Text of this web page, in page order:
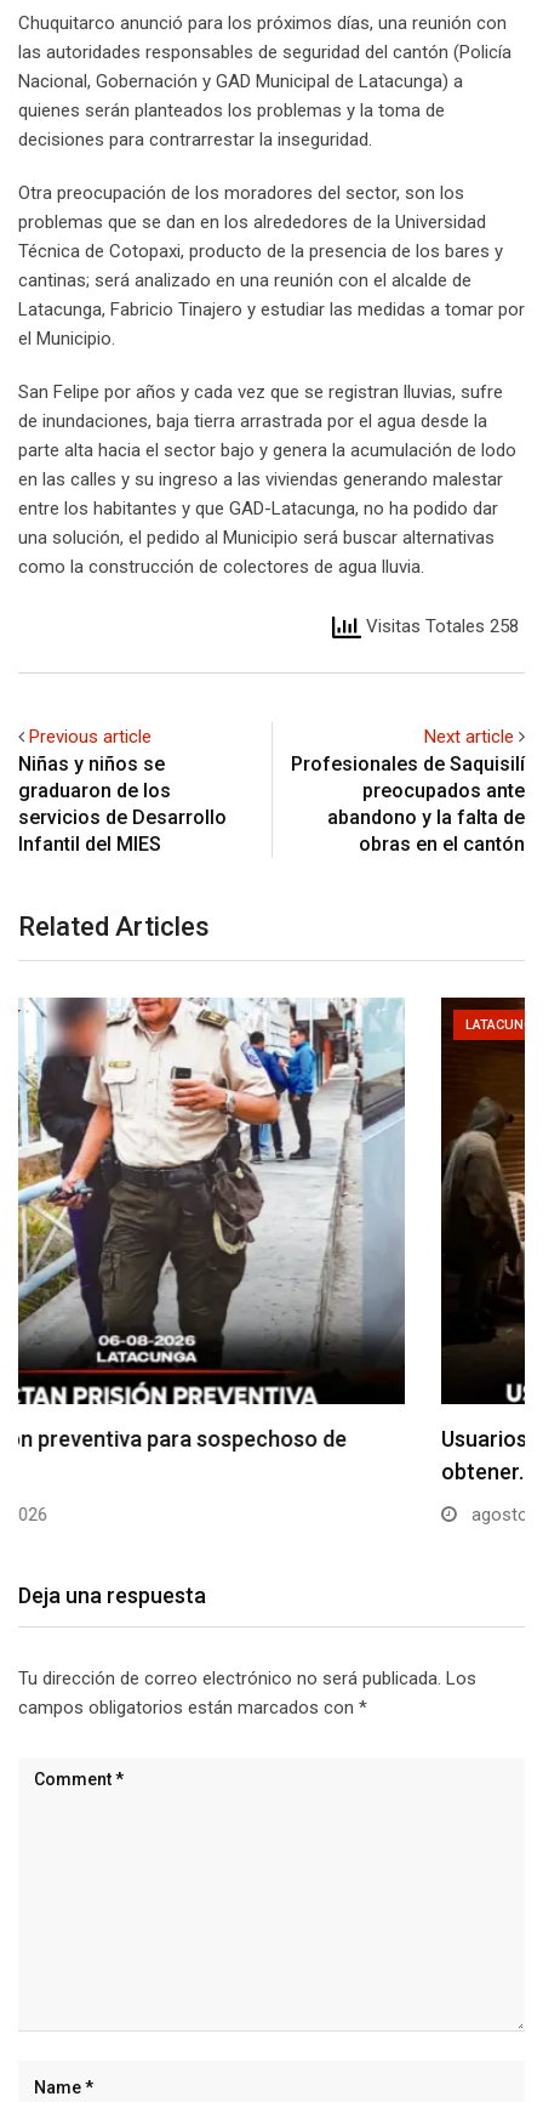
Chuquitarco anunció para los próximos días, una reunión con
las autoridades responsables de seguridad del cantón (Policía
Nacional, Gobernación y GAD Municipal de Latacunga) a
quienes serán planteados los problemas y la toma de
decisiones para contrarrestar la inseguridad.
Otra preocupación de los moradores del sector, son los
problemas que se dan en los alrededores de la Universidad
Técnica de Cotopaxi, producto de la presencia de los bares y
cantinas; será analizado en una reunión con el alcalde de
Latacunga, Fabricio Tinajero y estudiar las medidas a tomar por
el Municipio.
San Felipe por años y cada vez que se registran lluvias, sufre
de inundaciones, baja tierra arrastrada por el agua desde la
parte alta hacia el sector bajo y genera la acumulación de lodo
en las calles y su ingreso a las viviendas generando malestar
entre los habitantes y que GAD-Latacunga, no ha podido dar
una solución, el pedido al Municipio será buscar alternativas
como la construcción de colectores de agua lluvia.
Visitas Totales 258
Previous article
Niñas y niños se
graduaron de los
servicios de Desarrollo
Infantil del MIES
Next article
Profesionales de Saquisilí
preocupados ante
abandono y la falta de
obras en el cantón
Related Articles
LATACUNGA
Usuarios madrugan y hacen largas filas para
agosto 6, 2026
Deja una respuesta
Tu dirección de correo electrónico no será publicada. Los
campos obligatorios están marcados con *